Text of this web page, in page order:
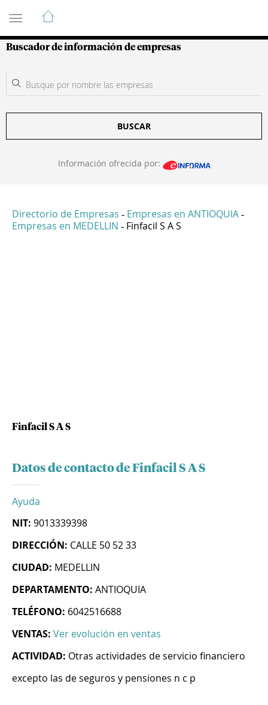
Guía de Empresas Colombianas
Buscador de información de empresas
BUSCAR
Información ofrecida por:
Directorio de Empresas - Empresas en ANTIOQUIA -
Empresas en MEDELLIN - Finfacil S A S
Finfacil S A S
Datos de contacto de Finfacil S A S
Ayuda
NIT: 9013339398
DIRECCIÓN: CALLE 50 52 33
CIUDAD: MEDELLIN
DEPARTAMENTO: ANTIOQUIA
TELÉFONO: 6042516688
VENTAS: Ver evolución en ventas
ACTIVIDAD: Otras actividades de servicio financiero
excepto las de seguros y pensiones n c p